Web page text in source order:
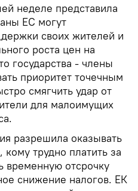
неделе представила
ЕС могут
своих жителей и
роста цен на
государства - члены
приоритет точечным
смягчить удар от
для малоимущих
разрешила оказывать
трудно платить за
временную отсрочку
снижение налогов. ЕК